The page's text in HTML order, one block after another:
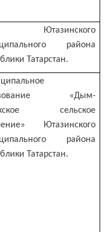
Ютазинского
района
Татарстан.
«Дым-
сельское
Ютазинского
района
Татарстан.